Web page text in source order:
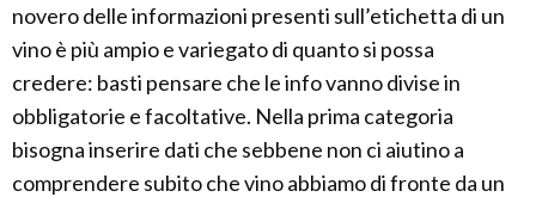
novero delle informazioni presenti sull’etichetta di un
vino è più ampio e variegato di quanto si possa
credere: basti pensare che le info vanno divise in
obbligatorie e facoltative. Nella prima categoria
bisogna inserire dati che sebbene non ci aiutino a
comprendere subito che vino abbiamo di fronte da un